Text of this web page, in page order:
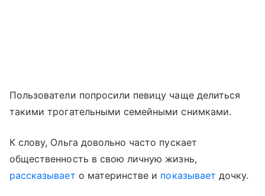
Пользователи попросили певицу чаще делиться
такими трогательными семейными снимками.
К слову, Ольга довольно часто пускает
общественность в свою личную жизнь,
рассказывает о материнстве и показывает дочку.